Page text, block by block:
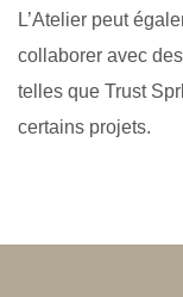
L’Atelier peut
collaborer avec
telles que Trust
certains projets.